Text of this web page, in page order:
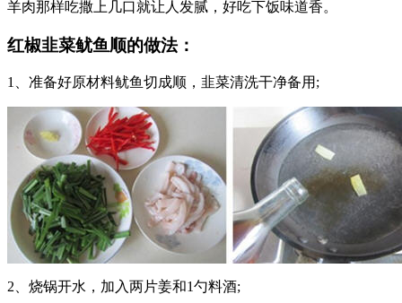
羊肉那样吃撒上几口就让人发腻，好吃下饭味道香。
红椒韭菜鱿鱼顺的做法：
1、准备好原材料鱿鱼切成顺，韭菜清洗干净备用;
2、烧锅开水，加入两片姜和1勺料酒;